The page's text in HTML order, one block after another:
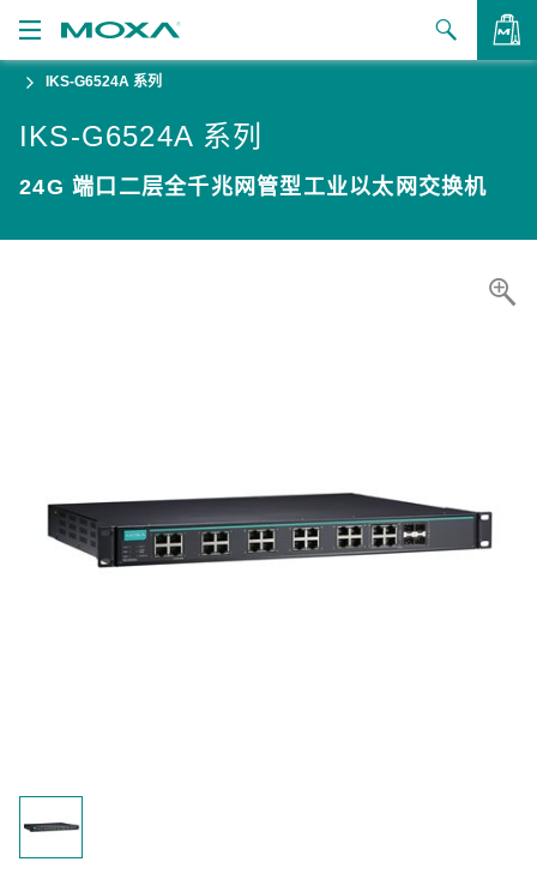
品
决方案
持
IKS-G6524A 系列
IKS-G6524A 系列
24G 端口二层全千兆网管型工业以太网交换机
查看询价